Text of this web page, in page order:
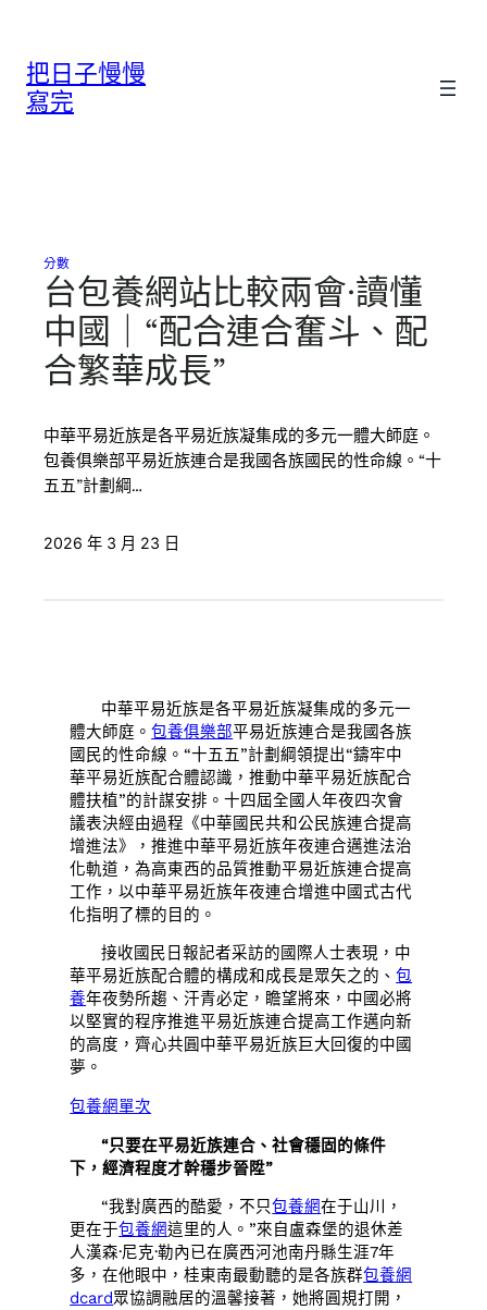
把日子慢慢
寫完
分數
台包養網站比較兩會·讀懂
中國｜“配合連合奮斗、配
合繁華成長”
中華平易近族是各平易近族凝集成的多元一體大師庭。
包養俱樂部平易近族連合是我國各族國民的性命線。“十
五五”計劃綱…
2026 年 3 月 23 日
中華平易近族是各平易近族凝集成的多元一
體大師庭。包養俱樂部平易近族連合是我國各族
國民的性命線。“十五五”計劃綱領提出“鑄牢中
華平易近族配合體認識，推動中華平易近族配合
體扶植”的計謀安排。十四屆全國人年夜四次會
議表決經由過程《中華國民共和公民族連合提高
增進法》，推進中華平易近族年夜連合邁進法治
化軌道，為高東西的品質推動平易近族連合提高
工作，以中華平易近族年夜連合增進中國式古代
化指明了標的目的。
接收國民日報記者采訪的國際人士表現，中
華平易近族配合體的構成和成長是眾矢之的、包
養年夜勢所趨、汗青必定，瞻望將來，中國必將
以堅實的程序推進平易近族連合提高工作邁向新
的高度，齊心共圓中華平易近族巨大回復的中國
夢。
包養網單次
“只要在平易近族連合、社會穩固的條件
下，經濟程度才幹穩步晉陞”
“我對廣西的酷愛，不只包養網在于山川，
更在于包養網這里的人。”來自盧森堡的退休差
人漢森·尼克·勒內已在廣西河池南丹縣生涯7年
多，在他眼中，桂東南最動聽的是各族群包養網
dcard眾協調融居的溫馨接著，她將圓規打開，